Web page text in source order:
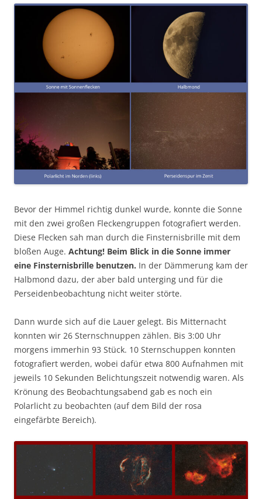
Bevor der Himmel richtig dunkel wurde, konnte die Sonne
mit den zwei großen Fleckengruppen fotografiert werden.
Diese Flecken sah man durch die Finsternisbrille mit dem
bloßen Auge. Achtung! Beim Blick in die Sonne immer
eine Finsternisbrille benutzen. In der Dämmerung kam der
Halbmond dazu, der aber bald unterging und für die
Perseidenbeobachtung nicht weiter störte.
Dann wurde sich auf die Lauer gelegt. Bis Mitternacht
konnten wir 26 Sternschnuppen zählen. Bis 3:00 Uhr
morgens immerhin 93 Stück. 10 Sternschuppen konnten
fotografiert werden, wobei dafür etwa 800 Aufnahmen mit
jeweils 10 Sekunden Belichtungszeit notwendig waren. Als
Krönung des Beobachtungsabend gab es noch ein
Polarlicht zu beobachten (auf dem Bild der rosa
eingefärbte Bereich).